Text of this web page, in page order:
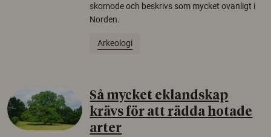
skomode och beskrivs som mycket ovanligt i
Norden.
Arkeologi
Så mycket eklandskap
krävs för att rädda hotade
arter